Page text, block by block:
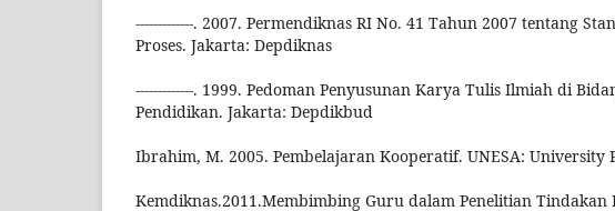
-------------. 2007. Permendiknas RI No. 41 Tahun 2007 tentang
Proses. Jakarta: Depdiknas
-------------. 1999. Pedoman Penyusunan Karya Tulis Ilmiah di
Pendidikan. Jakarta: Depdikbud
Ibrahim, M. 2005. Pembelajaran Kooperatif. UNESA: University
Kemdiknas.2011.Membimbing Guru dalam Penelitian Tindakan